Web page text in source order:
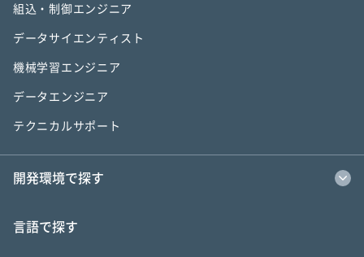
組込・制御エンジニア
データサイエンティスト
機械学習エンジニア
データエンジニア
テクニカルサポート
開発環境で探す
言語で探す